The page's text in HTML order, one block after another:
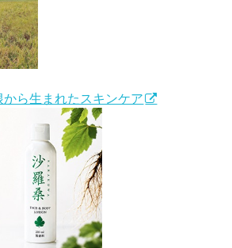
ら生まれたスキンケア